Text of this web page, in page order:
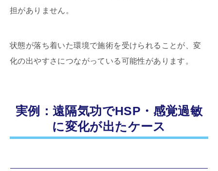
担がありません。
状態が落ち着いた環境で施術を受けられることが、変
化の出やすさにつながっている可能性があります。
実例：遠隔気功でHSP・感覚過敏
に変化が出たケース